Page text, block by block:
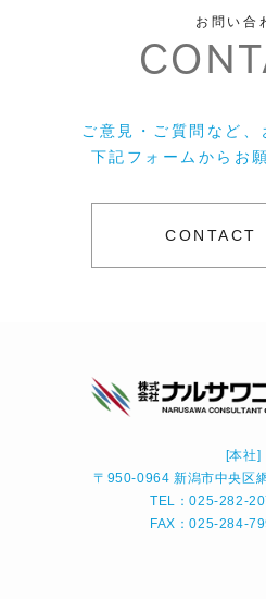
お問い合
ご意見・ご質問など、
下記フォームからお
CONTACT
[本社]
〒950-0964 新潟市中央区
TEL：025-282-
FAX：025-284-